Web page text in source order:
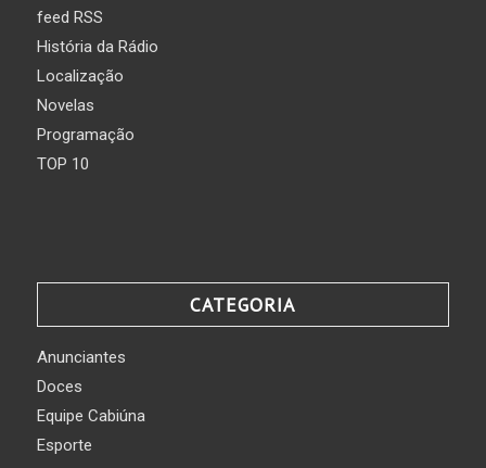
feed RSS
História da Rádio
Localização
Novelas
Programação
TOP 10
CATEGORIA
Anunciantes
Doces
Equipe Cabiúna
Esporte